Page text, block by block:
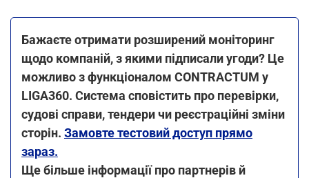
Бажаєте отримати розширений моніторинг
щодо компаній, з якими підписали угоди? Це
можливо з функціоналом CONTRACTUM у
LIGA360. Система сповістить про перевірки,
судові справи, тендери чи реєстраційні зміни
сторін. Замовте тестовий доступ прямо
зараз.
Ще більше інформації про партнерів й